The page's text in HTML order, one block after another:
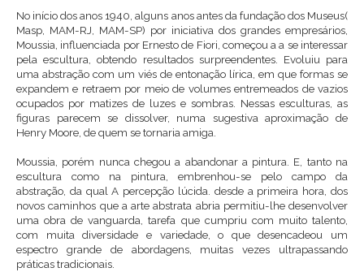
No início dos anos 1940, alguns anos antes da fundação dos Museus(
Masp, MAM-RJ, MAM-SP) por iniciativa dos grandes empresários,
Moussia, influenciada por Ernesto de Fiori, começou a a se interessar
pela escultura, obtendo resultados surpreendentes. Evoluiu para
uma abstração com um viés de entonação lírica, em que formas se
expandem e retraem por meio de volumes entremeados de vazios
ocupados por matizes de luzes e sombras. Nessas esculturas, as
figuras parecem se dissolver, numa sugestiva aproximação de
Henry Moore, de quem se tornaria amiga.
Moussia, porém nunca chegou a abandonar a pintura. E, tanto na
escultura como na pintura, embrenhou-se pelo campo da
abstração, da qual A percepção lúcida. desde a primeira hora, dos
novos caminhos que a arte abstrata abria permitiu-lhe desenvolver
uma obra de vanguarda, tarefa que cumpriu com muito talento,
com muita diversidade e variedade, o que desencadeou um
espectro grande de abordagens, muitas vezes ultrapassando
práticas tradicionais.